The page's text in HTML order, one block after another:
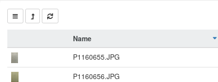
Name
P1160655.JPG
P1160656.JPG